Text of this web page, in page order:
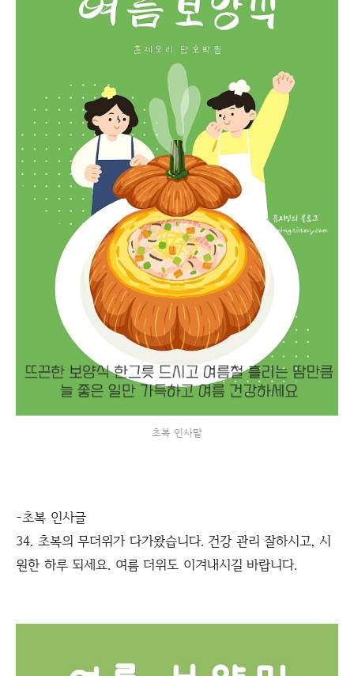
초복 인사말
-초복 인사글
34. 초복의 무더위가 다가왔습니다. 건강 관리 잘하시고, 시
원한 하루 되세요. 여름 더위도 이겨내시길 바랍니다.